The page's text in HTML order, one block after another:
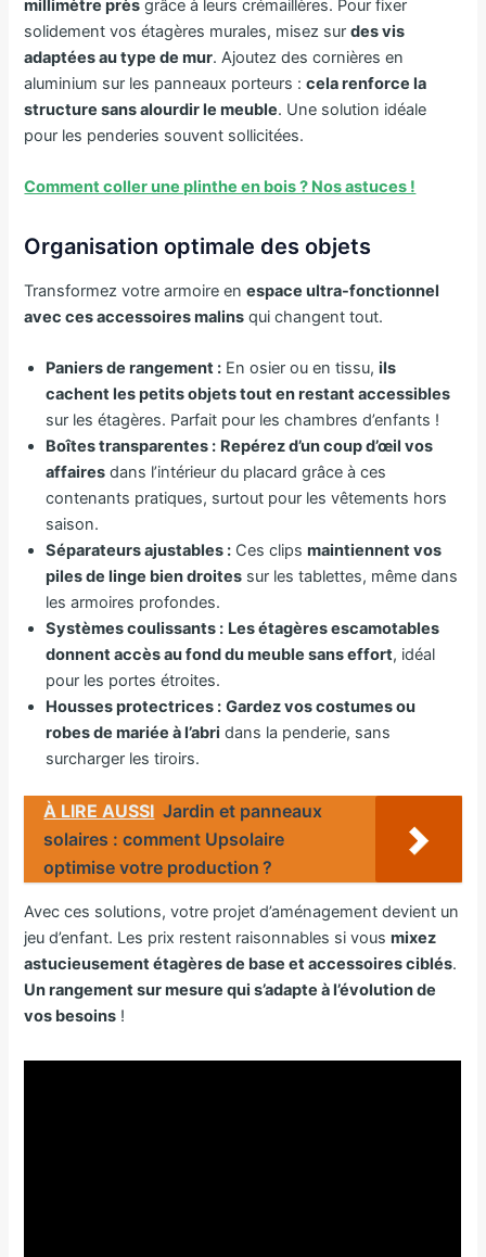
millimètre près grâce à leurs crémaillères. Pour fixer
solidement vos étagères murales, misez surdes vis
adaptées au type de mur. Ajoutez des cornières en
aluminium sur les panneaux porteurs :cela renforce la
structure sans alourdir le meuble. Une solution idéale
pour les penderies souvent sollicitées.
Comment coller une plinthe en bois ? Nos astuces !
Organisation optimale des objets
Transformez votre armoire enespace ultra-fonctionnel
avec ces accessoires malins qui changent tout.
Paniers de rangement : En osier ou en tissu,ils
cachent les petits objets tout en restant accessibles
sur les étagères. Parfait pour les chambres d’enfants !
Boîtes transparentes : Repérez d’un coup d’œil vos
affaires dans l’intérieur du placard grâce à ces
contenants pratiques, surtout pour les vêtements hors
saison.
Séparateurs ajustables : Ces clipsmaintiennent vos
piles de linge bien droites sur les tablettes, même dans
les armoires profondes.
Systèmes coulissants : Les étagères escamotables
donnent accès au fond du meuble sans effort, idéal
pour les portes étroites.
Housses protectrices : Gardez vos costumes ou
robes de mariée à l’abri dans la penderie, sans
surcharger les tiroirs.
À LIRE AUSSI Jardin et panneaux
solaires : comment Upsolaire
optimise votre production ?
Avec ces solutions, votre projet d’aménagement devient un
jeu d’enfant. Les prix restent raisonnables si vousmixez
astucieusement étagères de base et accessoires ciblés.
Un rangement sur mesure qui s’adapte à l’évolution de
vos besoins !